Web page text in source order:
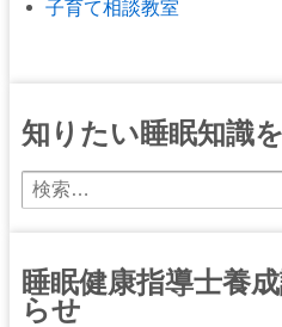
子育て相談教室
知りたい睡眠知識
睡眠健康指導士
らせ